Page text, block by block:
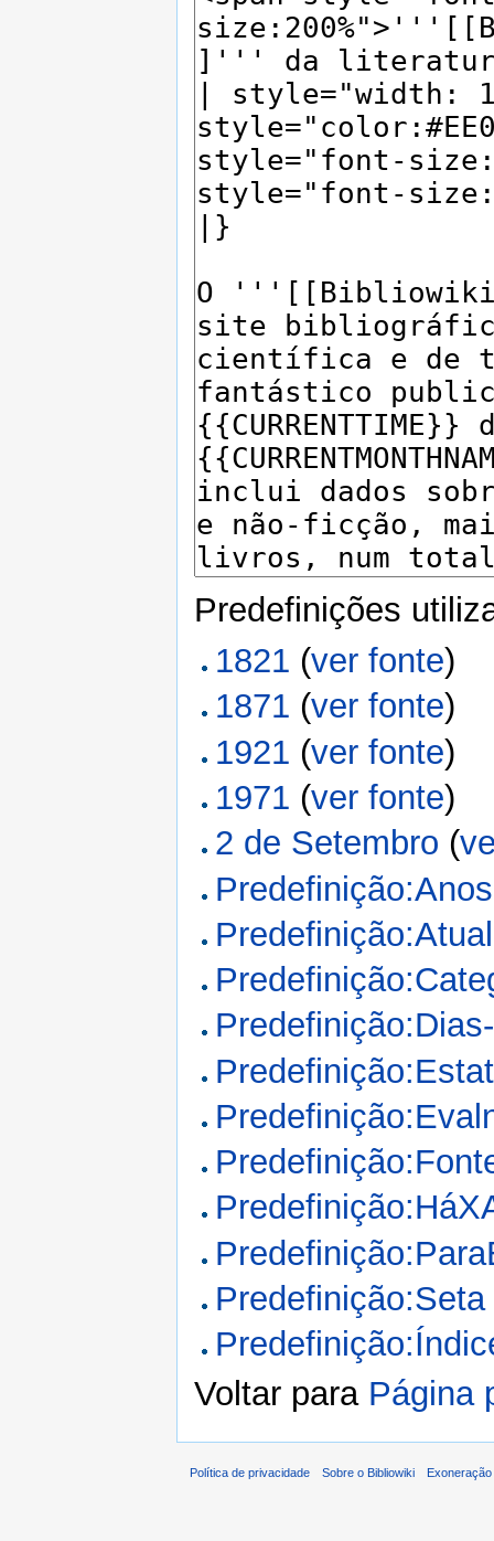
Predefinições
1821 (ver fonte)
1871 (ver fonte)
1921 (ver fonte)
1971 (ver fonte)
2 de Setembro (
Predefinição:Anos
Predefinição:Seta
Voltar para Página
Política de privacidade Sobre o Bibliowiki